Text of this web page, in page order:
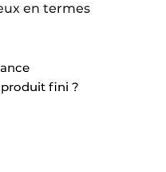
en termes
produit fini ?